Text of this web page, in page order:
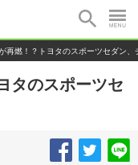
再燃！？トヨタのスポーツセダン
タのスポーツセ